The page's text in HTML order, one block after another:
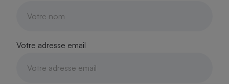
Votre adresse email